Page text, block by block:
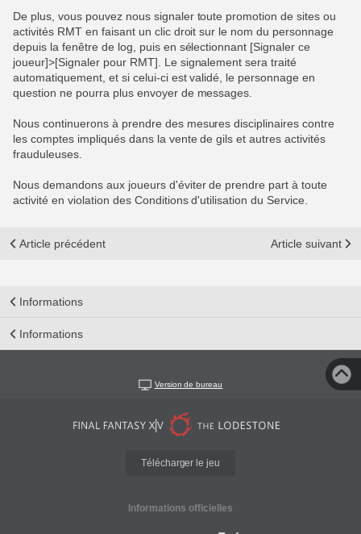
De plus, vous pouvez nous signaler toute promotion de sites ou
activités RMT en faisant un clic droit sur le nom du personnage
depuis la fenêtre de log, puis en sélectionnant [Signaler ce
joueur]>[Signaler pour RMT]. Le signalement sera traité
automatiquement, et si celui-ci est validé, le personnage en
question ne pourra plus envoyer de messages.
Nous continuerons à prendre des mesures disciplinaires contre
les comptes impliqués dans la vente de gils et autres activités
frauduleuses.
Nous demandons aux joueurs d'éviter de prendre part à toute
activité en violation des Conditions d'utilisation du Service.
Article précédent Article suivant
Informations
Informations
Version de bureau
Télécharger le jeu
Informations officielles